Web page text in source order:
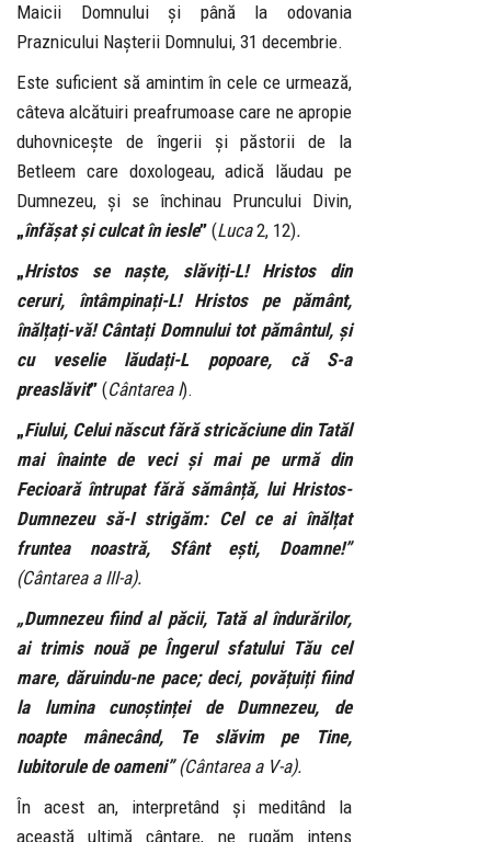
Maicii Domnului și până la odovania
Praznicului Nașterii Domnului, 31 decembrie.
Este suficient să amintim în cele ce urmează,
câteva alcătuiri preafrumoase care ne apropie
duhovnicește de îngerii și păstorii de la
Betleem care doxologeau, adică lăudau pe
Dumnezeu, și se închinau Pruncului Divin,
„înfășat și culcat în iesle” (Luca2, 12).
„Hristos se naște, slăviți-L! Hristos din
ceruri, întâmpinați-L! Hristos pe pământ,
înălțați-vă! Cântați Domnului tot pământul, și
cu veselie lăudați-L popoare, că S-a
preaslăvit” (Cântarea I).
„Fiului, Celui născut fără stricăciune din Tatăl
mai înainte de veci și mai pe urmă din
Fecioară întrupat fără sămânță, lui Hristos-
Dumnezeu să-I strigăm: Cel ce ai înălțat
fruntea noastră, Sfânt ești, Doamne!”
(Cântarea a III-a).
„Dumnezeu fiind al păcii, Tată al îndurărilor,
ai trimis nouă pe Îngerul sfatului Tău cel
mare, dăruindu-ne pace; deci, povățuiți fiind
la lumina cunoștinței de Dumnezeu, de
noapte mânecând, Te slăvim pe Tine,
Iubitorule de oameni”(Cântarea a V-a).
În acest an, interpretând și meditând la
această ultimă cântare, ne rugăm intens